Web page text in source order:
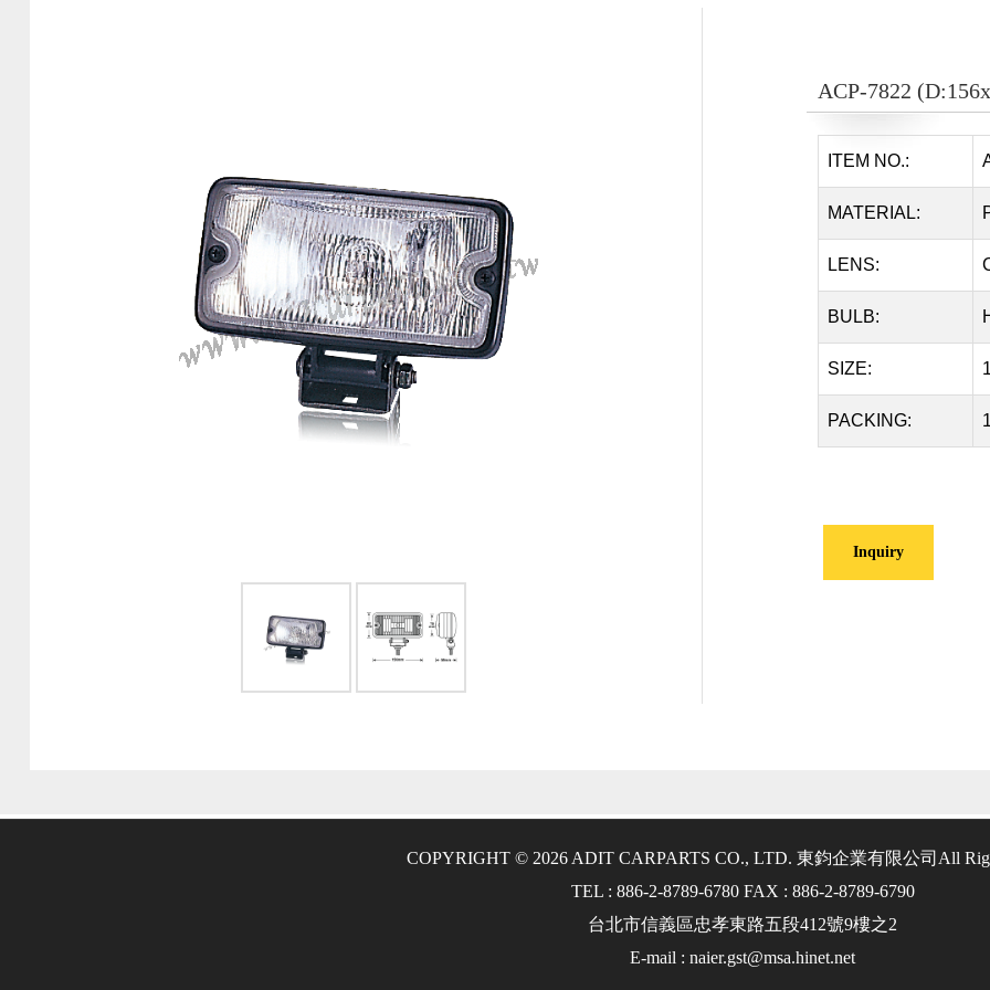
ACP-7822
ITEM NO.:
MATERIAL:
LENS:
BULB:
SIZE:
PACKING:
Inquiry
COPYRIGHT © 2026 ADIT CARPARTS CO., LTD. 東鈞企業有限公司 All
TEL : 886-2-8789-6780 FAX : 886-2-8789-6790
台北市信義區忠孝東路五段412號9樓之2
E-mail : naier.gst@msa.hinet.net